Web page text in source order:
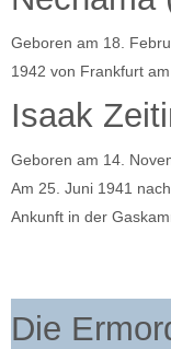
Geboren am 18.
1942 von Frankfurt
Isaak
Geboren am 14.
Am 25. Juni 1941
Ankunft in der
Die